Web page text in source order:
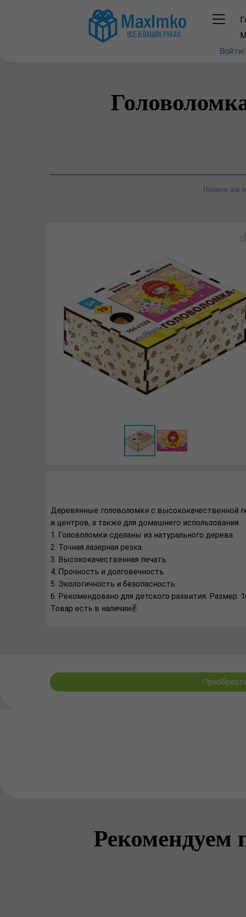
Подарок для
Деревянные головоломки с высококачественной
и центров, а также для домашнего использования.
1. Головоломки сделаны из натурального дерева.
2. Точная лазерная резка.
3. Высококачественная печать.
4. Прочность и долговечность.
5. Экологичность и безопасность.
6. Рекомендовано для детского развития. Размер:
Товар есть в наличии✌️
Рекомендуем